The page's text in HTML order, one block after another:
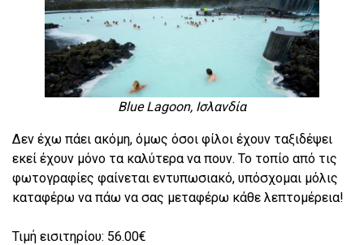
Blue Lagoon, Ισλανδία
Δεν έχω πάει ακόμη, όμως όσοι φίλοι έχουν ταξιδέψει
εκεί έχουν μόνο τα καλύτερα να πουν. Το τοπίο από τις
φωτογραφίες φαίνεται εντυπωσιακό, υπόσχομαι μόλις
καταφέρω να πάω να σας μεταφέρω κάθε λεπτομέρεια!
Τιμή εισιτηρίου: 56.00€